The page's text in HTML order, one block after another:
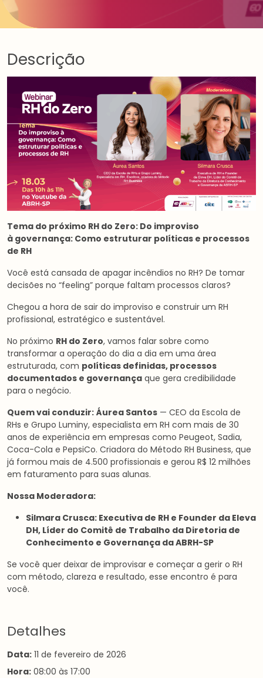
Descrição
Tema do próximo RH do Zero: Do improviso
à governança: Como estruturar políticas e processos
de RH
Você está cansada de apagar incêndios no RH? De tomar
decisões no “feeling” porque faltam processos claros?
Chegou a hora de sair do improviso e construir um RH
profissional, estratégico e sustentável.
No próximo RH do Zero, vamos falar sobre como
transformar a operação do dia a dia em uma área
estruturada, com políticas definidas, processos
documentados e governança que gera credibilidade
para o negócio.
Quem vai conduzir: Áurea Santos — CEO da Escola de
RHs e Grupo Luminy, especialista em RH com mais de 30
anos de experiência em empresas como Peugeot, Sadia,
Coca-Cola e PepsiCo. Criadora do Método RH Business, que
já formou mais de 4.500 profissionais e gerou R$ 12 milhões
em faturamento para suas alunas.
Nossa Moderadora:
Silmara Crusca: Executiva de RH e Founder da Eleva
DH, Líder do Comitê de Trabalho da Diretoria de
Conhecimento e Governança da ABRH-SP
Se você quer deixar de improvisar e começar a gerir o RH
com método, clareza e resultado, esse encontro é para
você.
Detalhes
Data: 11 de fevereiro de 2026
Hora: 08:00 às 17:00